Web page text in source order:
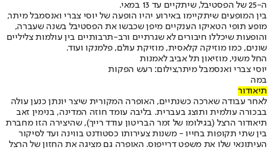
ה-25 של הפסטיבל, שיתקיים עד 13 במאי.
בין המופעים שיתקיימו באירוע יהיו הופעה של יוסי צברי ואנסמבל מיתר,
מופע תופי הטאיקו הענקיים מיפן שכבשו את הפסטיבל בשנה שעברה,
והופעות שיכללו חיבורים לא שגרתיים ורב-תרבותיים בין עולמות צליליים
שונים, כמו מוזיקה קלאסית, מוזיקת עולם, פלמנקו ועוד.
החל משני, מוזיאון תל אביב לאמנות
יוסי צברי ואנסמבל מיתר,צילום: רעש הפקות
במה
תיאודור
לאחר עבודה שארכה כשנתיים, האופרה המקורית שיצר יונתן כנען עולה
בבכורה עולמית ותוצג בעברית. בליבה עומד חוזה המדינה, בנימין זאב
תיאודור הרצל (בגילומו של זמר הבריטון עודד רייך), שהיצירה הזו מחברת
בין שתי תקופות בחייו - משנות צעירותו כסטודנט בווינה ועד לסיקור
העיתונאי שלו את משפט דרייפוס. האופרה גם מציגה את החזון של הרצל